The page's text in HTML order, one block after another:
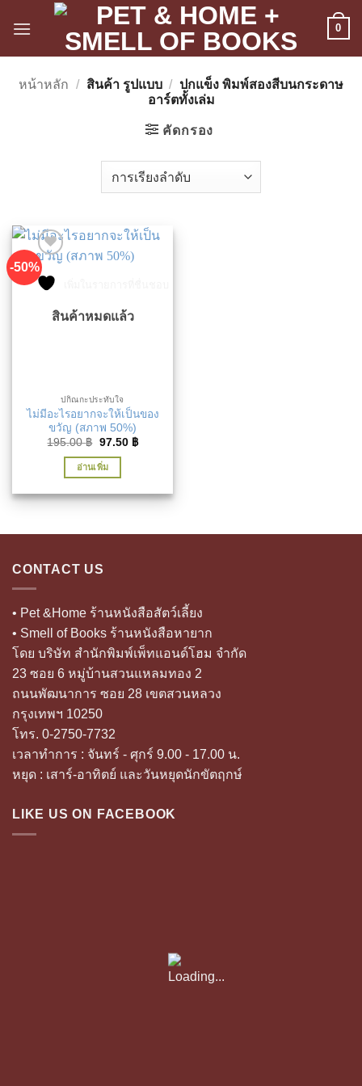
0
หน้าหลัก / สินค้า รูปแบบ / ปกแข็ง พิมพ์สองสีบนกระดาษ
อาร์ตทั้งเล่ม
คัดกรอง
-50%
สินค้าหมดแล้ว
ปกิณกะประทับใจ
ไม่มีอะไรอยากจะให้เป็นของ
ขวัญ (สภาพ 50%)
195.00฿ Original
was:
195.00 ฿.
97.50 ฿Current
อ่านเพิ่ม
CONTACT US
• Pet &Home ร้านหนังสือสัตว์เลี้ยง
• Smell of Books ร้านหนังสือหายาก
โดย บริษัท สำนักพิมพ์เพ็ทแอนด์โฮม จำกัด
23 ซอย 6 หมู่บ้านสวนแหลมทอง 2
ถนนพัฒนาการ ซอย 28 เขตสวนหลวง
กรุงเทพฯ 10250
โทร. 0-2750-7732
เวลาทำการ : จันทร์ - ศุกร์ 9.00 - 17.00 น.
หยุด : เสาร์-อาทิตย์ และวันหยุดนักขัตฤกษ์
LIKE US ON FACEBOOK